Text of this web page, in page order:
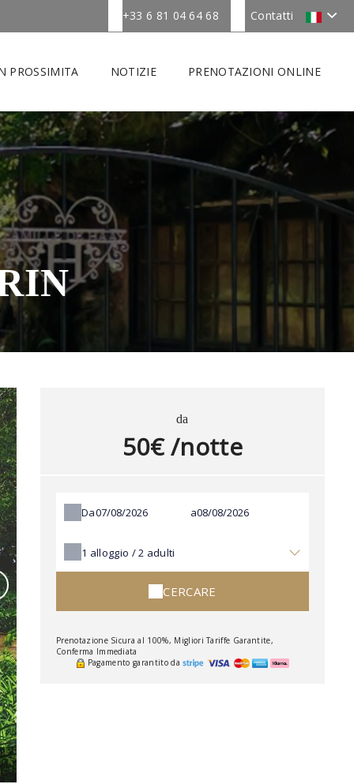
Contatti
+33 6 81 04 64 68
PROSSIMITA NOTIZIE PRENOTAZIONI ONLINE
da
50€ /notte
Da a
1 alloggio /2 adulti
CERCARE
Prenotazione Sicura al 100%, Migliori Tariffe Garantite,
Conferma Immediata
Pagamento garantito da